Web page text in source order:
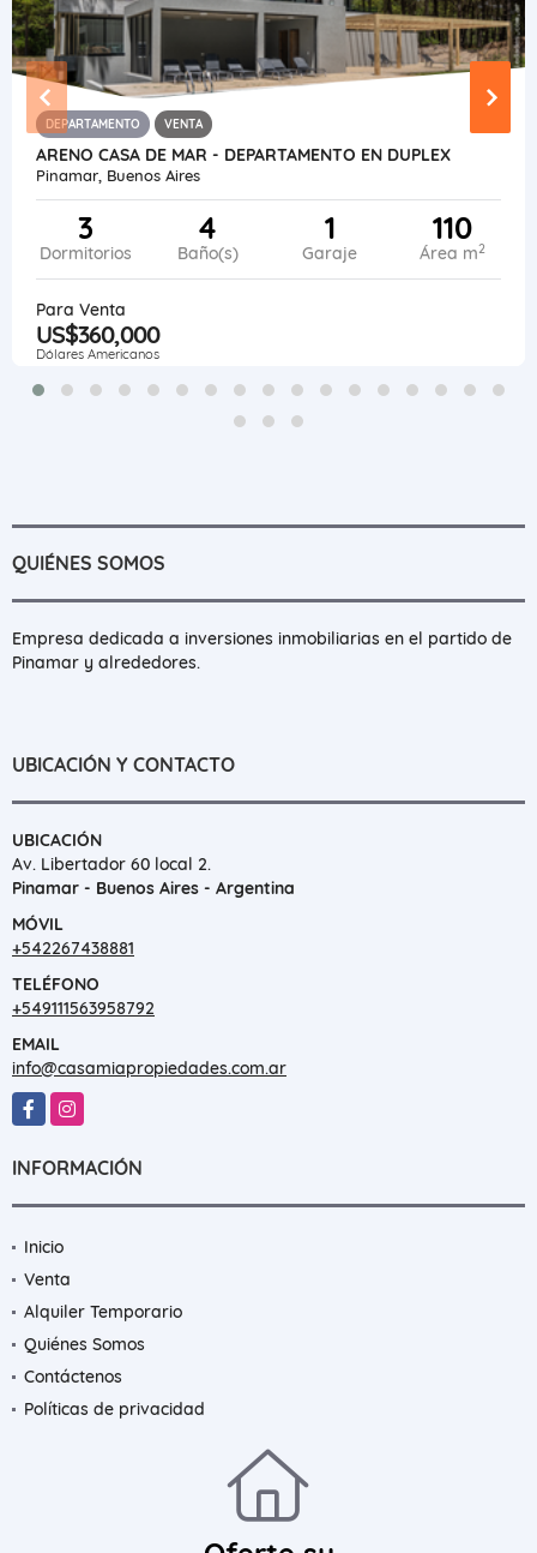
DEPARTAMENTO VENTA
ARENO CASA DE MAR - DEPARTAMENTO EN DUPLEX
Pinamar, Buenos Aires
3
Dormitorios
4
Baño(s)
1
Garaje
110
Área m2
Para Venta
US$360,000
Dólares Americanos
QUIÉNES SOMOS
Empresa dedicada a inversiones inmobiliarias en el partido de
Pinamar y alrededores.
UBICACIÓN Y CONTACTO
UBICACIÓN
Av. Libertador 60 local 2.
Pinamar - Buenos Aires - Argentina
MÓVIL
+542267438881
TELÉFONO
+549111563958792
EMAIL
info@casamiapropiedades.com.ar
FacebookInstagram
INFORMACIÓN
Inicio
Venta
Alquiler Temporario
Quiénes Somos
Contáctenos
Políticas de privacidad